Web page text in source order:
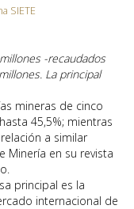
SIETE
-recaudados
La principal
mineras de cinco
45,5%; mientras
a similar
Minería en su revista
principal es la
internacional de